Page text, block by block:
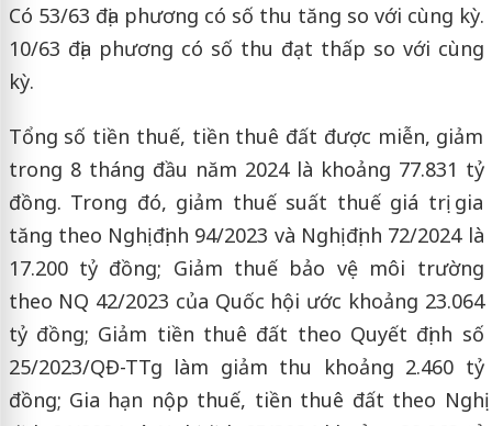
Có 53/63 địa phương có số thu tăng so với cùng kỳ.
10/63 địa phương có số thu đạt thấp so với cùng
kỳ.
Tổng số tiền thuế, tiền thuê đất được miễn, giảm
trong 8 tháng đầu năm 2024 là khoảng 77.831 tỷ
đồng. Trong đó, giảm thuế suất thuế giá trị gia
tăng theo Nghị định 94/2023 và Nghị định 72/2024 là
17.200 tỷ đồng; Giảm thuế bảo vệ môi trường
theo NQ 42/2023 của Quốc hội ước khoảng 23.064
tỷ đồng; Giảm tiền thuê đất theo Quyết định số
25/2023/QĐ-TTg làm giảm thu khoảng 2.460 tỷ
đồng; Gia hạn nộp thuế, tiền thuê đất theo Nghị